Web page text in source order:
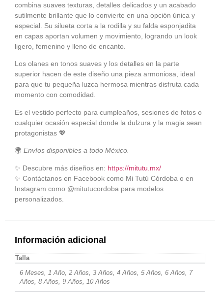
combina suaves texturas, detalles delicados y un acabado
sutilmente brillante que lo convierte en una opción única y
especial. Su silueta corta a la rodilla y su falda esponjadita
en capas aportan volumen y movimiento, logrando un look
ligero, femenino y lleno de encanto.
Los olanes en tonos suaves y los detalles en la parte
superior hacen de este diseño una pieza armoniosa, ideal
para que tu pequeña luzca hermosa mientras disfruta cada
momento con comodidad.
Es el vestido perfecto para cumpleaños, sesiones de fotos o
cualquier ocasión especial donde la dulzura y la magia sean
protagonistas 💖
🌍 Envíos disponibles a todo México.
✨ Descubre más diseños en: https://mitutu.mx/
✨ Contáctanos en Facebook como Mi Tutú Córdoba o en
Instagram como @mitutucordoba para modelos
personalizados.
Información adicional
Talla
6 Meses, 1 Año, 2 Años, 3 Años, 4 Años, 5 Años, 6 Años, 7
Años, 8 Años, 9 Años, 10 Años